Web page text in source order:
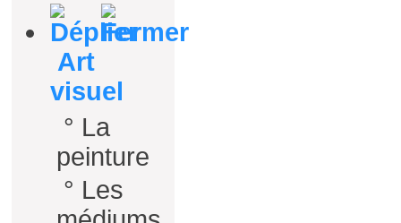
Art
visuel
° La
peinture
° Les